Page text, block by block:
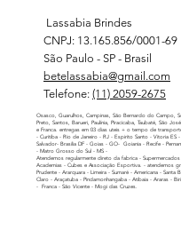
Lassabia Brindes
CNPJ: 13.165.856/0001-69
São Paulo - SP - Brasil
betelassabia@gmail.com
Telefone: (11) 2059-2675
Osasco, Guarulhos, Campinas, São Bernardo do Campo,
Preto, Santos, Barueri, Paulínia, Piracicaba, Taubaté, São
e Franca. entregas em 03 dias uteis + o tempo de
- Curitiba - Rio de Janeiro - RJ - Espirito Santo - Vitoria ES
Salvador- Brasilia DF - Goias - GO- Goiania - Recife -
- Matro Grosso do Sul - MS -
Atendemos regularmente direto da fabrica -
Academias - Cubes e Associação Esportiva. - atendemos
Prudente - Ararquara - Limeira - Sumaré - Americana -
Claro - Araçatuba - Pindamonhangaba - Atibaia - Araras -
- Franca - São Vicente - Mogi das Cruzes.